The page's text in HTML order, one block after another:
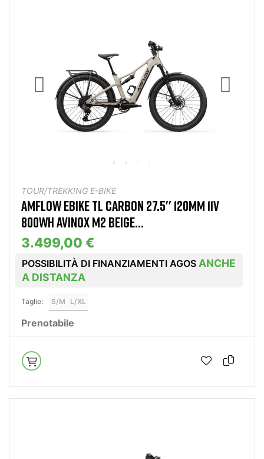
TOUR/TREKKING E-BIKE
AMFLOW EBIKE TL CARBON 27.5'' 120MM 11V
800WH AVINOX M2 BEIGE...
3.499,00 €
POSSIBILITÀ DI FINANZIAMENTI AGOS ANCHE
A DISTANZA
Taglie: S/M L/XL
Prenotabile